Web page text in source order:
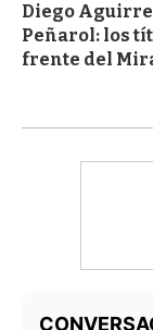
Diego
Peñarol: los
frente del